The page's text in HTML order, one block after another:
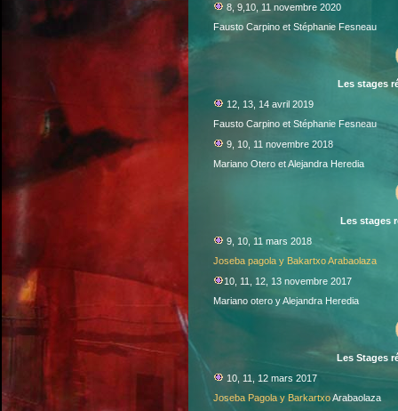
8, 9,10, 11 novembre 2020
Fausto Carpino et Stéphanie Fesneau
Les stages
12, 13, 14 avril 2019
Fausto Carpino et Stéphanie Fesneau
9, 10, 11 novembre 2018
Mariano Otero et Alejandra Heredia
Les stages
9, 10, 11 mars 2018
Joseba pagola y Bakartxo Arabaolaza
10, 11, 12, 13 novembre 2017
Mariano otero y Alejandra Heredia
Les Stages
10, 11, 12 mars 2017
Joseba Pagola y BarkartxoArabaolaza